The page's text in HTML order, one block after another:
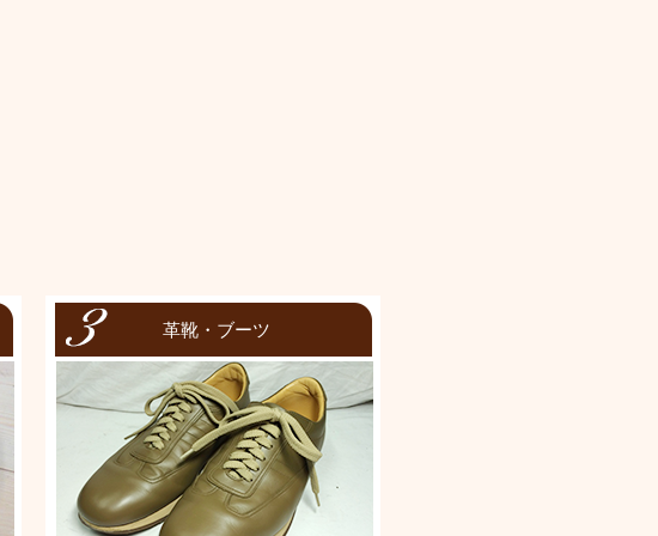
革靴・ブーツ